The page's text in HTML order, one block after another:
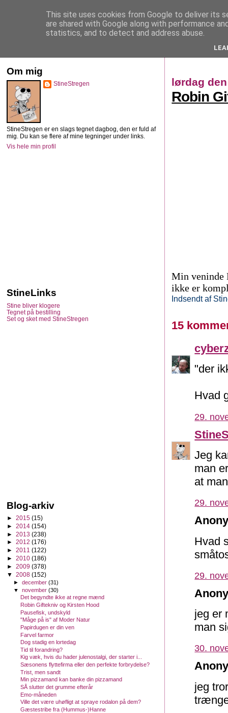
StineStregen
lørdag
Robin
Min veninde
ikke er
Indsendt af
15
"der
Hvad
29.
Jeg
man
at
29.
Hvad
29.
jeg er
man
30.
jeg
Om mig
StineStregen
StineStregen er en slags tegnet dagbog, den er fuld af
mig. Du kan se flere af mine tegninger under links.
Vis hele min profil
StineLinks
Stine bliver klogere
Tegnet på bestilling
Set og sket med StineStregen
Blog-arkiv
► 2015 (15)
► 2014 (154)
► 2013 (238)
► 2012 (176)
► 2011 (122)
► 2010 (186)
► 2009 (378)
▼ 2008 (152)
►december(31)
▼november(30)
Det begyndte ikke at regne mænd
Robin Giftekniv og Kirsten Hood
Pausefisk, undskyld
"Måge på is" af Moder Natur
Papirdugen er din ven
Farvel farmor
Dog stadig en lortedag
Tid til forandring?
Kig væk, hvis du hader julenostalgi, der starter i...
Sæsonens flyttefirma eller den perfekte forbrydelse?
Trist, men sandt
Min pizzamand kan banke din pizzamand
SÅ slutter det grumme efterår
Emo-måneden
Ville det være uhøfligt at spraye rodalon på dem?
Gæstestribe fra (Hummus-)Hanne
This site uses cookies from Google to deliver its
are shared with Google along with performance
statistics, and to detect and address abuse.